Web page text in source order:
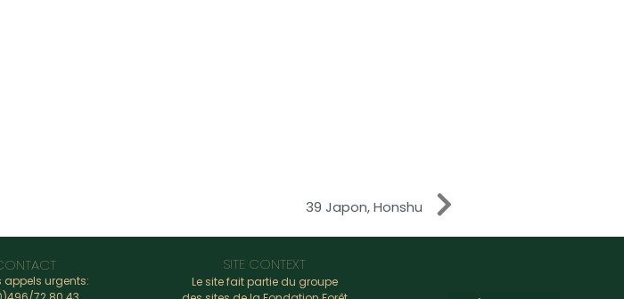
39 Japon, Honshu
appels urgents:
SITE CONTEXT
Le site fait partie du groupe